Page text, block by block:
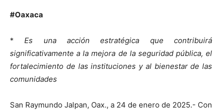
#Oaxaca
*Es una acción estratégica que contribuirá
significativamente a la mejora de la seguridad pública, el
fortalecimiento de las instituciones y al bienestar de las
comunidades
San Raymundo Jalpan, Oax., a 24 de enero de 2025.- Con